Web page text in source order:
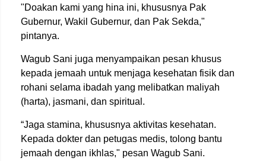
"Doakan kami yang hina ini, khususnya Pak
Gubernur, Wakil Gubernur, dan Pak Sekda,"
pintanya.
Wagub Sani juga menyampaikan pesan khusus
kepada jemaah untuk menjaga kesehatan fisik dan
rohani selama ibadah yang melibatkan maliyah
(harta), jasmani, dan spiritual.
“Jaga stamina, khususnya aktivitas kesehatan.
Kepada dokter dan petugas medis, tolong bantu
jemaah dengan ikhlas," pesan Wagub Sani.